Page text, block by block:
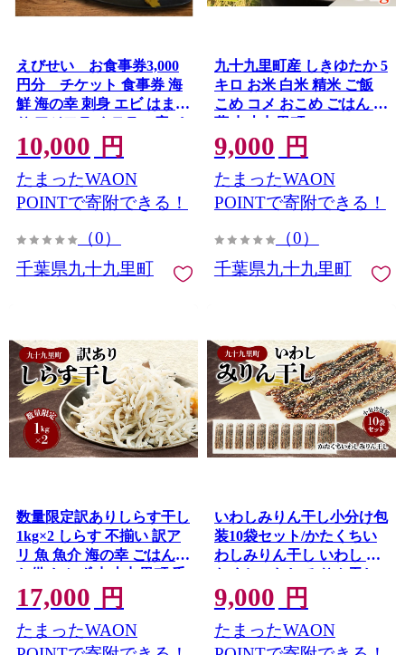
えびせい お食事券3,000
円分 チケット 食事券 海
鮮 海の幸 刺身 エビ はまぐ
り アジフライ テラス席 ペ
ット可 片貝海岸 千葉県 九
十九里
10,000 円
たまったWAON
POINTで寄附できる！
（0）
千葉県九十九里町
九十九里町産 しきゆたか 5
キロ お米 白米 精米 ご飯
こめ コメ おこめ ごはん 千
葉 九十九里町
9,000 円
たまったWAON
POINTで寄附できる！
（0）
千葉県九十九里町
数量限定訳ありしらす干し
1kg×2 しらす 不揃い 訳ア
リ 魚 魚介 海の幸 ごはんの
お供 おかず 九十九里町 千
葉県
17,000 円
たまったWAON
いわしみりん干し小分け包
装10袋セット/かたくちい
わしみりん干し いわし か
たくちいわし みりん干し
手開き 魚の旨み タレ 食べ
比べ 小分け 九十九里町 千
葉県
9,000 円
たまったWAON